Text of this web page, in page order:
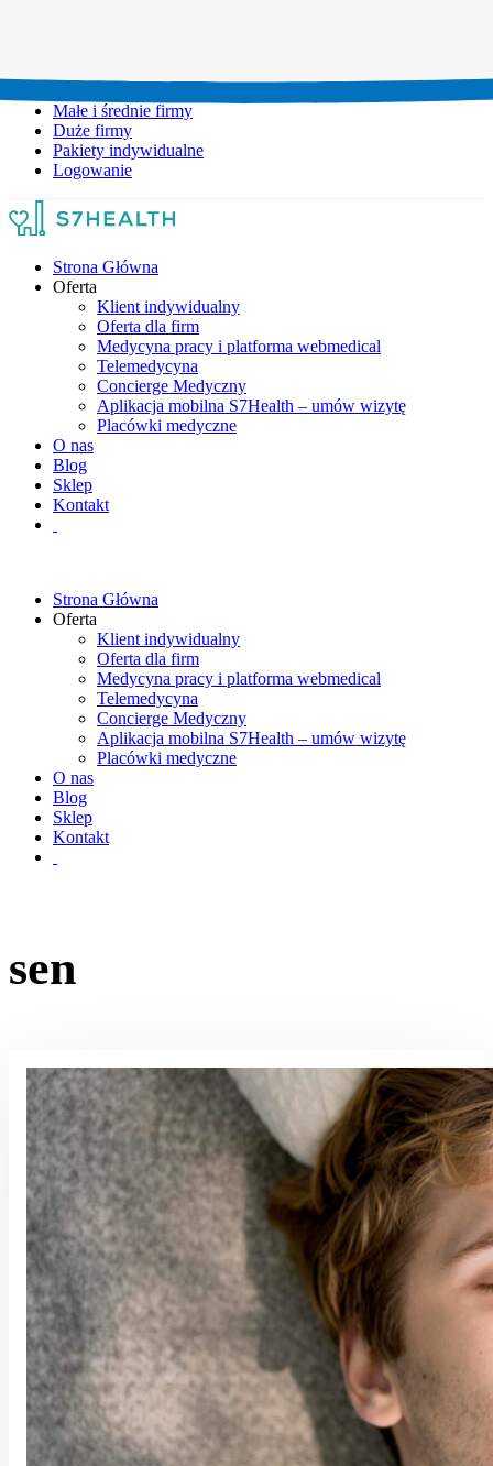
Małe i średnie firmy
Duże firmy
Pakiety indywidualne
Logowanie
Strona Główna
Oferta
Klient indywidualny
Oferta dla firm
Medycyna pracy i platforma webmedical
Telemedycyna
Concierge Medyczny
Aplikacja mobilna S7Health – umów wizytę
Placówki medyczne
O nas
Blog
Sklep
Kontakt
Strona Główna
Oferta
Klient indywidualny
Oferta dla firm
Medycyna pracy i platforma webmedical
Telemedycyna
Concierge Medyczny
Aplikacja mobilna S7Health – umów wizytę
Placówki medyczne
O nas
Blog
Sklep
Kontakt
sen